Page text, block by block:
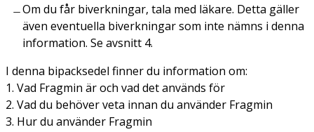
Om du får biverkningar, tala med läkare. Detta gäller
även eventuella biverkningar som inte nämns i denna
information. Se avsnitt 4.
I denna bipacksedel finner du information om:
1. Vad Fragmin är och vad det används för
2. Vad du behöver veta innan du använder Fragmin
3. Hur du använder Fragmin